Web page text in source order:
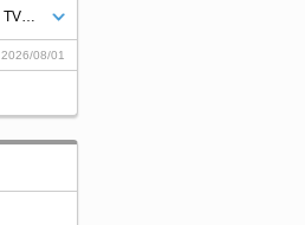
2026/08/01